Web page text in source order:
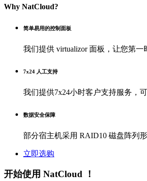
Why NatCloud?
简单易用的控制面板
我们提供 virtualizor 面板，让您第一
7x24 人工支持
我们提供7x24小时客户支持服务，
数据安全保障
部分宿主机采用 RAID10 磁盘阵列
立即选购
开始使用 NatCloud ！